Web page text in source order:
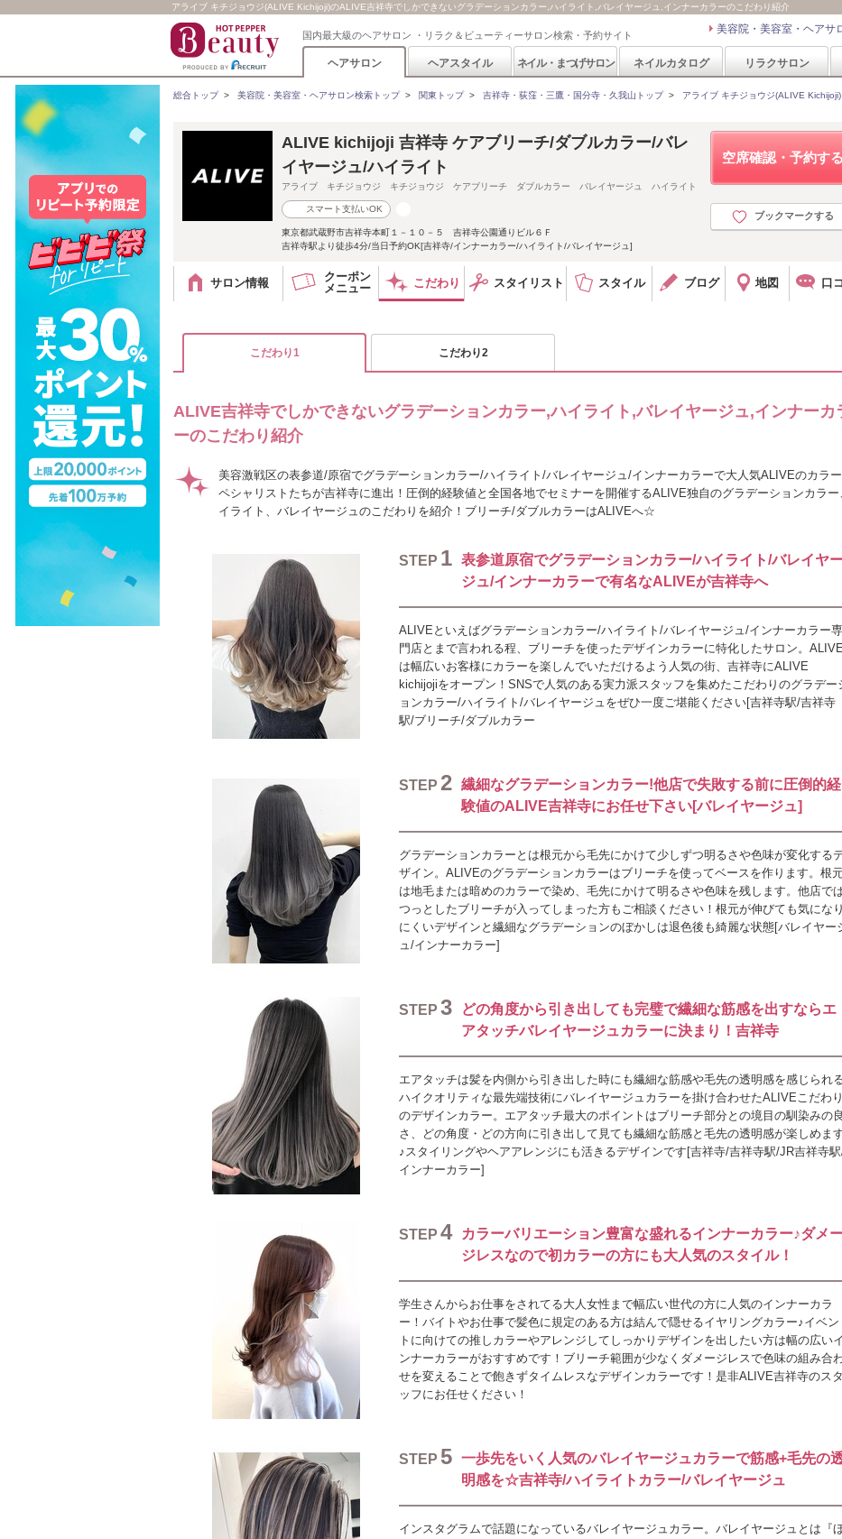
アライブ キチジョウジ(ALIVE Kichijoji)のALIVE吉祥寺でしかできないグラデーションカラー,ハイライト,バレイヤージュ,インナーカラーのこだわり紹介
国内最大級のヘアサロン ・リラク＆ビューティーサロン検索・予約サイト 美容院・美容室・ヘアサ
ヘアサロン ヘアスタイル ネイル・まつげサロン ネイルカタログ リラクサロン
総合トップ> 美容院・美容室・ヘアサロン検索トップ> 関東トップ> 吉祥寺・荻窪・三鷹・国分寺・久我山トップ> アライブ キチジョウジ(ALIVE Kichijoji)
空席確認・予約する
ブックマークする
ALIVE kichijoji 吉祥寺 ケアブリーチ/ダブルカラー/バレ
イヤージュ/ハイライト
アライブ キチジョウジ キチジョウジ ケアブリーチ ダブルカラー バレイヤージュ ハイライト
スマート支払いOK
東京都武蔵野市吉祥寺本町１－１０－５ 吉祥寺公園通りビル６Ｆ
吉祥寺駅より徒歩4分/当日予約OK[吉祥寺/インナーカラー/ハイライト/バレイヤージュ]
サロン情報
クーポン
メニュー
こだわり スタイリスト スタイル ブログ 地図 口
こだわり1 こだわり2
ALIVE吉祥寺でしかできないグラデーションカラー,ハイライト,バレイヤージュ,インナーカ
ーのこだわり紹介
美容激戦区の表参道/原宿でグラデーションカラー/ハイライト/バレイヤージュ/インナーカラーで大人気ALIVEのカラ
ペシャリストたちが吉祥寺に進出！圧倒的経験値と全国各地でセミナーを開催するALIVE独自のグラデーションカラー
イライト、バレイヤージュのこだわりを紹介！ブリーチ/ダブルカラーはALIVEへ☆
STEP 1 表参道原宿でグラデーションカラー/ハイライト/バレイヤ
ジュ/インナーカラーで有名なALIVEが吉祥寺へ
ALIVEといえばグラデーションカラー/ハイライト/バレイヤージュ/インナーカラー専
門店とまで言われる程、ブリーチを使ったデザインカラーに特化したサロン。ALIVE
は幅広いお客様にカラーを楽しんでいただけるよう人気の街、吉祥寺にALIVE
kichijojiをオープン！SNSで人気のある実力派スタッフを集めたこだわりのグラデー
ョンカラー/ハイライト/バレイヤージュをぜひ一度ご堪能ください[吉祥寺駅/吉祥寺
駅/ブリーチ/ダブルカラー
STEP 2 繊細なグラデーションカラー!他店で失敗する前に圧倒的経
験値のALIVE吉祥寺にお任せ下さい[バレイヤージュ]
グラデーションカラーとは根元から毛先にかけて少しずつ明るさや色味が変化する
ザイン。ALIVEのグラデーションカラーはブリーチを使ってベースを作ります。根
は地毛または暗めのカラーで染め、毛先にかけて明るさや色味を残します。他店で
つっとしたブリーチが入ってしまった方もご相談ください！根元が伸びても気になり
にくいデザインと繊細なグラデーションのぼかしは退色後も綺麗な状態[バレイヤー
ュ/インナーカラー]
STEP 3
どの角度から引き出しても完璧で繊細な筋感を出すならエ
アタッチバレイヤージュカラーに決まり！吉祥寺
エアタッチは髪を内側から引き出した時にも繊細な筋感や毛先の透明感を感じられ
ハイクオリティな最先端技術にバレイヤージュカラーを掛け合わせたALIVEこだわり
のデザインカラー。エアタッチ最大のポイントはブリーチ部分との境目の馴染みの良
さ、どの角度・どの方向に引き出して見ても繊細な筋感と毛先の透明感が楽しめま
♪スタイリングやヘアアレンジにも活きるデザインです[吉祥寺/吉祥寺駅/JR吉祥寺
インナーカラー]
STEP 4
カラーバリエーション豊富な盛れるインナーカラー♪ダメ
ジレスなので初カラーの方にも大人気のスタイル！
学生さんからお仕事をされてる大人女性まで幅広い世代の方に人気のインナーカラ
ー！バイトやお仕事で髪色に規定のある方は結んで隠せるイヤリングカラー♪イベン
トに向けての推しカラーやアレンジしてしっかりデザインを出したい方は幅の広いイ
ンナーカラーがおすすめです！ブリーチ範囲が少なくダメージレスで色味の組み合
せを変えることで飽きずタイムレスなデザインカラーです！是非ALIVE吉祥寺のスタ
ッフにお任せください！
STEP 5 一歩先をいく人気のバレイヤージュカラーで筋感+毛先の
明感を☆吉祥寺/ハイライトカラー/バレイヤージュ
インスタグラムで話題になっているバレイヤージュカラー。バレイヤージュとは『